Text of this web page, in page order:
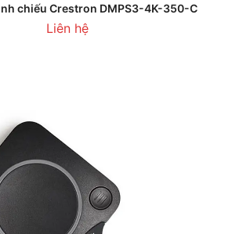
chiếu Crestron DMPS3-4K-350-C
Liên hệ